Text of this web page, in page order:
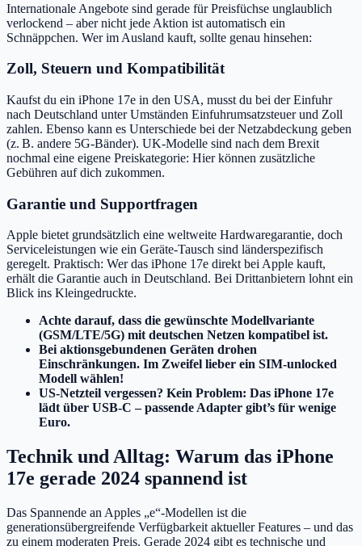
Internationale Angebote sind gerade für Preisfüchse unglaublich
verlockend – aber nicht jede Aktion ist automatisch ein
Schnäppchen. Wer im Ausland kauft, sollte genau hinsehen:
Zoll, Steuern und Kompatibilität
Kaufst du ein iPhone 17e in den USA, musst du bei der Einfuhr
nach Deutschland unter Umständen Einfuhrumsatzsteuer und Zoll
zahlen. Ebenso kann es Unterschiede bei der Netzabdeckung geben
(z. B. andere 5G-Bänder). UK-Modelle sind nach dem Brexit
nochmal eine eigene Preiskategorie: Hier können zusätzliche
Gebühren auf dich zukommen.
Garantie und Supportfragen
Apple bietet grundsätzlich eine weltweite Hardwaregarantie, doch
Serviceleistungen wie ein Geräte-Tausch sind länderspezifisch
geregelt. Praktisch: Wer das iPhone 17e direkt bei Apple kauft,
erhält die Garantie auch in Deutschland. Bei Drittanbietern lohnt ein
Blick ins Kleingedruckte.
Achte darauf, dass die gewünschte Modellvariante
(GSM/LTE/5G) mit deutschen Netzen kompatibel ist.
Bei aktionsgebundenen Geräten drohen
Einschränkungen. Im Zweifel lieber ein SIM-unlocked
Modell wählen!
US-Netzteil vergessen? Kein Problem: Das iPhone 17e
lädt über USB-C – passende Adapter gibt’s für wenige
Euro.
Technik und Alltag: Warum das iPhone
17e gerade 2024 spannend ist
Das Spannende an Apples „e“-Modellen ist die
generationsübergreifende Verfügbarkeit aktueller Features – und das
zu einem moderaten Preis. Gerade 2024 gibt es technische und